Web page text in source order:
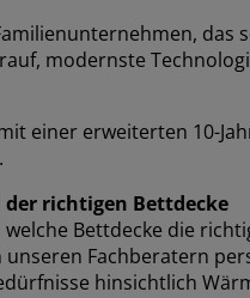
das
modernste
einer erweiterten 10-
der richtigen Bettdecke
Bettdecke die
Fachberatern
hinsichtlich